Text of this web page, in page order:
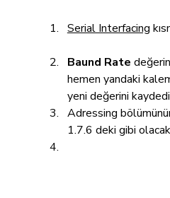
Serial Interfacing
Baund Rate
hemen yandaki
yeni değerini
Adressing
1.7.6 deki gibi